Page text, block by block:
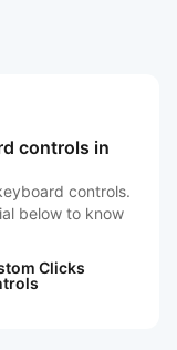
controls in
controls.
below to know
Clicks